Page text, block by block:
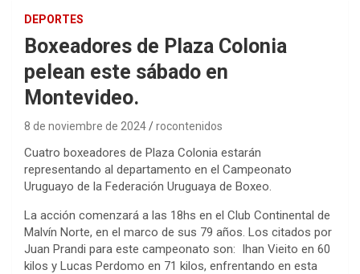
DEPORTES
Boxeadores de Plaza Colonia
pelean este sábado en
Montevideo.
8 de noviembre de 2024 rocontenidos
Cuatro boxeadores de Plaza Colonia estarán
representando al departamento en el Campeonato
Uruguayo de la Federación Uruguaya de Boxeo.
La acción comenzará a las 18hs en el Club Continental de
Malvín Norte, en el marco de sus 79 años. Los citados por
Juan Prandi para este campeonato son: Ihan Vieito en 60
kilos y Lucas Perdomo en 71 kilos, enfrentando en esta